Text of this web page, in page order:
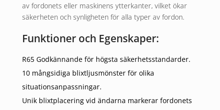
av fordonets eller maskinens ytterkanter, vilket ökar
säkerheten och synligheten för alla typer av fordon.
Funktioner och Egenskaper:
R65 Godkännande för högsta säkerhetsstandarder.
10 mångsidiga blixtljusmönster för olika
situationsanpassningar.
Unik blixtplacering vid ändarna markerar fordonets